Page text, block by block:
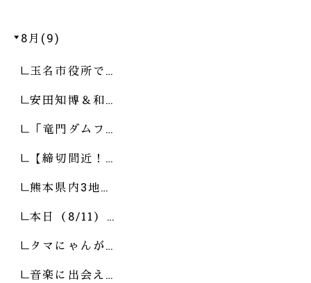
8月(9)
玉名市役所で…
安田知博＆和…
「竜門ダムフ…
【締切間近！…
熊本県内3地…
本日（8/11）…
タマにゃんが…
音楽に出会え…